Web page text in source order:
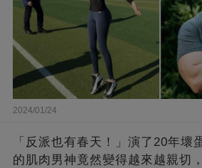
2024/01/24
「反派也有春天！」演了20年壞
的肌肉男神竟然變得越來越親切